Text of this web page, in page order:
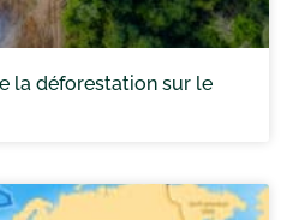
la déforestation sur le